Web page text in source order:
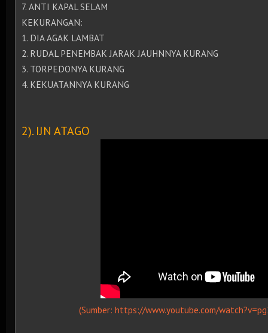
7. ANTI KAPAL SELAM
KEKURANGAN:
1. DIA AGAK LAMBAT
2. RUDAL PENEMBAK JARAK JAUHNNYA KURANG
3. TORPEDONYA KURANG
4. KEKUATANNYA KURANG
2). IJN ATAGO
(Sumber: https://www.youtube.com/